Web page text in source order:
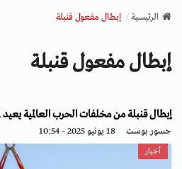
v
a
o
n
الرئيسية إبطال مفعول قنبلة
إبطال مفعول قنبلة
إبطال قنبلة من مخلفات الحرب العالمية يعيد 11 ألف ألماني إلى منازلهم
جسور بوست 18 يونيو 2025 - 10:54
أخبار